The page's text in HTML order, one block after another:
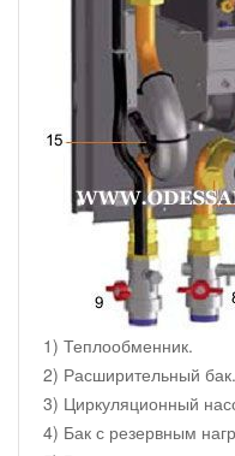
1) Теплообменник.
2) Расширительный бак.
3) Циркуляционный
4) Бак с резервным